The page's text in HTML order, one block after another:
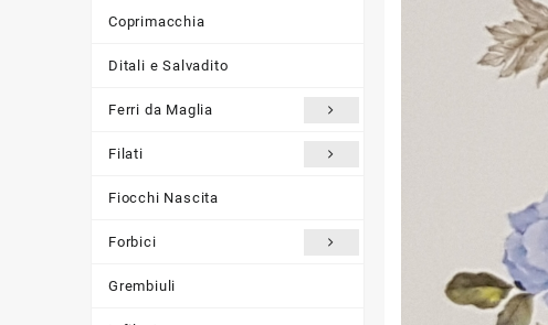
Coprimacchia
Ditali e Salvadito
Ferri da Maglia
Filati
Fiocchi Nascita
Forbici
Grembiuli